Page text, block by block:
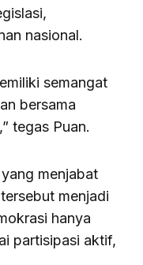
nasional.
semangat
bersama
tegas Puan.
menjabat
menjadi
hanya
partisipasi aktif,